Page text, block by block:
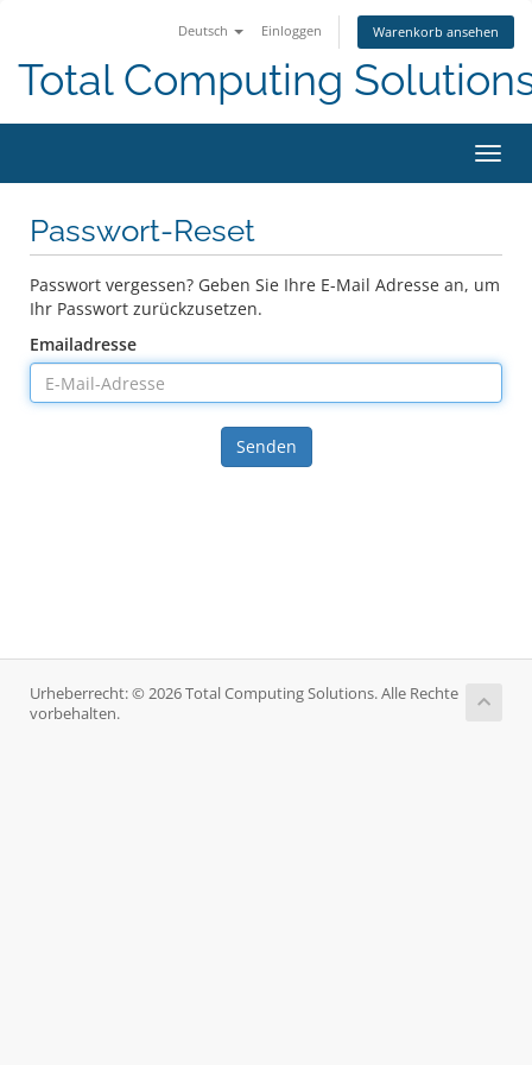
Deutsch Einloggen Warenkorb ansehen
Total Computing
ein-/
Passwort-Reset
Passwort vergessen? Geben Sie Ihre E-Mail Adresse an, um
Ihr Passwort zurückzusetzen.
Emailadresse
Senden
Urheberrecht: © 2026 Total Computing Solutions. Alle Rechte
vorbehalten.